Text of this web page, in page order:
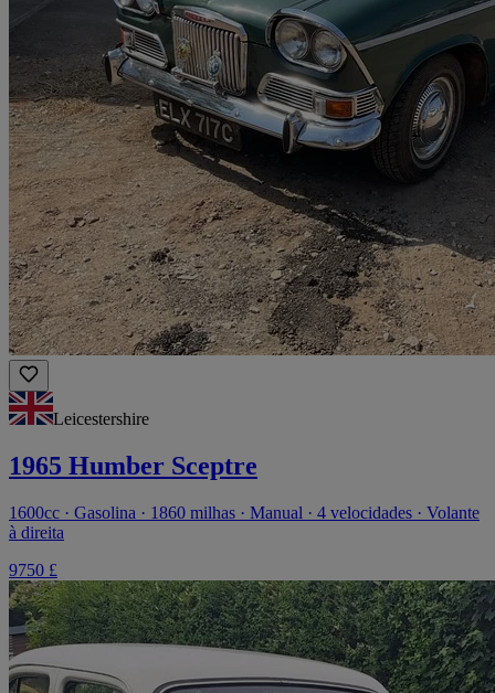
Leicestershire
1965 Humber Sceptre
1600cc · Gasolina · 1860 milhas · Manual · 4 velocidades · Volante
à direita
9750 £